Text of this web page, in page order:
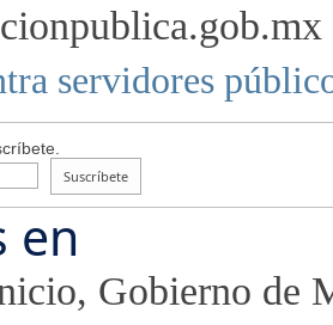
servidores
Suscríbete
en